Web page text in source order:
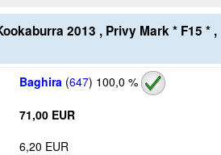
2013 , Privy Mark * F15 *
Baghira (647) 100,0 %
71,00 EUR
6,20 EUR